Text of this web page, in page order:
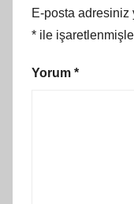
E-posta adresiniz
* ile
Yorum *